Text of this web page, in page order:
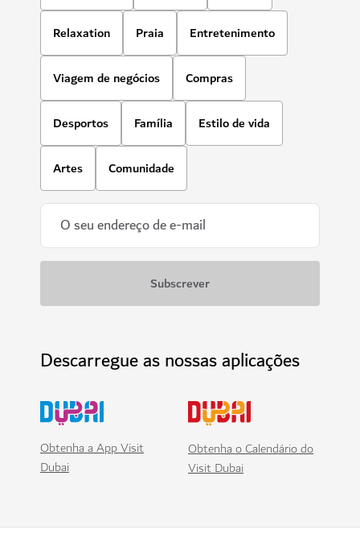
Relaxation Praia Entretenimento
Viagem de negócios Compras
Desportos Família Estilo de vida
Artes Comunidade
Descarregue as nossas aplicações
Obtenha a App Visit
Dubai
Obtenha o Calendário do
Visit Dubai